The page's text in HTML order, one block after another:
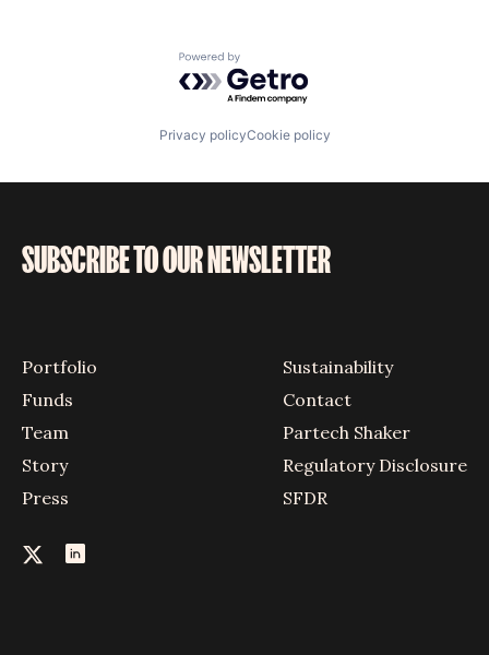
Powered by Getro.com
Privacy policyCookie policy
SUBSCRIBE TO OUR NEWSLETTER
Portfolio
Funds
Team
Story
Press
Sustainability
Contact
Partech Shaker
Regulatory Disclosure
SFDR